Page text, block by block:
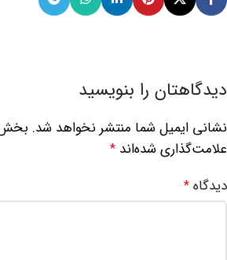
دیدگاهتان را بنویسید
نشانی ایمیل شما منتشر نخواهد شد.
علامت‌گذاری شده‌اند *
دیدگاه *